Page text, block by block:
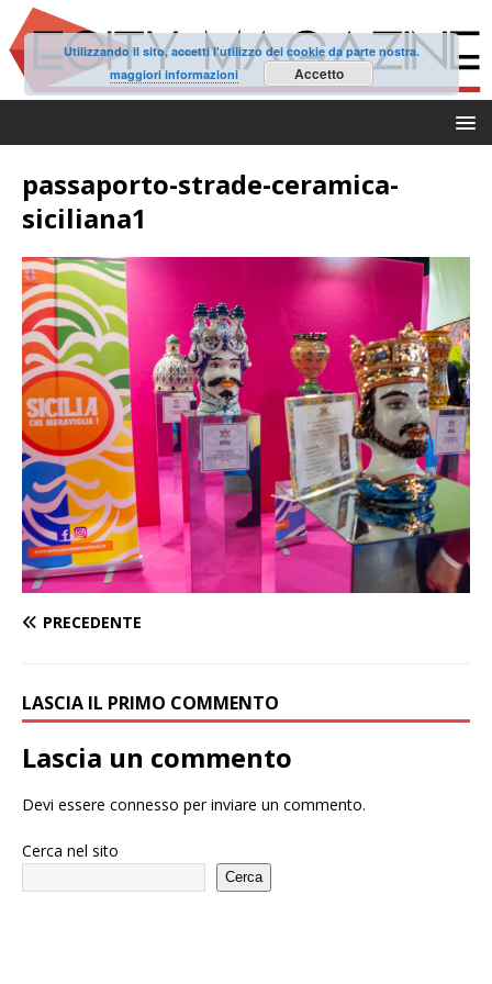
passaporto-strade-ceramica-
siciliana1
PRECEDENTE
LASCIA IL PRIMO COMMENTO
Lascia un commento
Devi essere connesso per inviare un commento.
Cerca nel sito
Cerca
Utilizzando il sito, accetti l'utilizzo dei cookie da parte nostra.
maggiori informazioni
Accetto